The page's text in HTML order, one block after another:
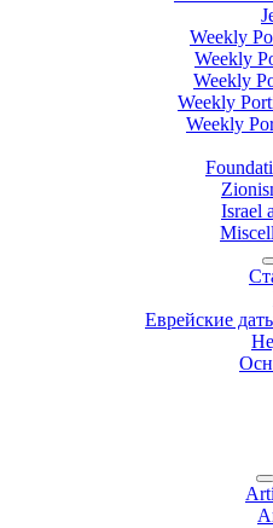
Weekly
Weekly
Weekly
Weekly
Weekly
Israel
Еврейские